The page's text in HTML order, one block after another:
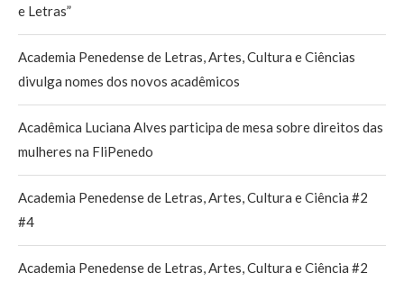
e Letras”
Academia Penedense de Letras, Artes, Cultura e Ciências
divulga nomes dos novos acadêmicos
Acadêmica Luciana Alves participa de mesa sobre direitos das
mulheres na FliPenedo
Academia Penedense de Letras, Artes, Cultura e Ciência #2
#4
Academia Penedense de Letras, Artes, Cultura e Ciência #2